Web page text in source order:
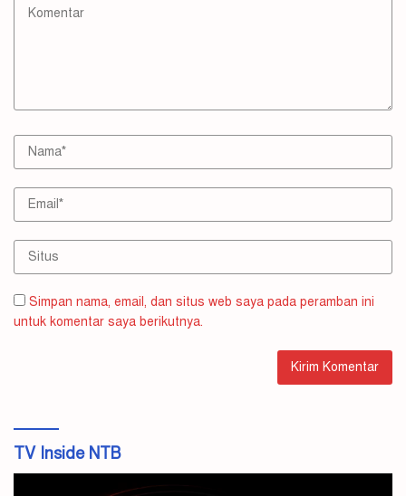
Simpan nama, email, dan situs web saya pada peramban ini
untuk komentar saya berikutnya.
TV Inside NTB